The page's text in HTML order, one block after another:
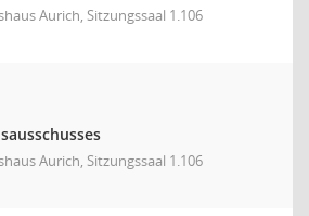
Aurich, Sitzungssaal 1.106
Aurich, Sitzungssaal 1.106